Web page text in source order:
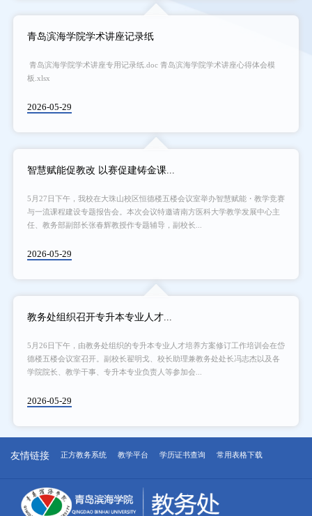
青岛滨海学院学术讲座记录纸
青岛滨海学院学术讲座专用记录纸.doc 青岛滨海学院学术讲座心得体会模
板.xlsx
2026-05-29
智慧赋能促教改 以赛促建铸金课...
5月27日下午，我校在大珠山校区恒德楼五楼会议室举办智慧赋能・教学竞赛
与一流课程建设专题报告会。本次会议特邀请南方医科大学教学发展中心主
任、教务部副部长张春辉教授作专题辅导，副校长...
2026-05-29
教务处组织召开专升本专业人才...
5月26日下午，由教务处组织的专升本专业人才培养方案修订工作培训会在岱
德楼五楼会议室召开。副校长翟明戈、校长助理兼教务处处长冯志杰以及各
学院院长、教学干事、专升本专业负责人等参加会...
2026-05-29
友情链接 正方教务系统 教学平台 学历证书查询 常用表格下载